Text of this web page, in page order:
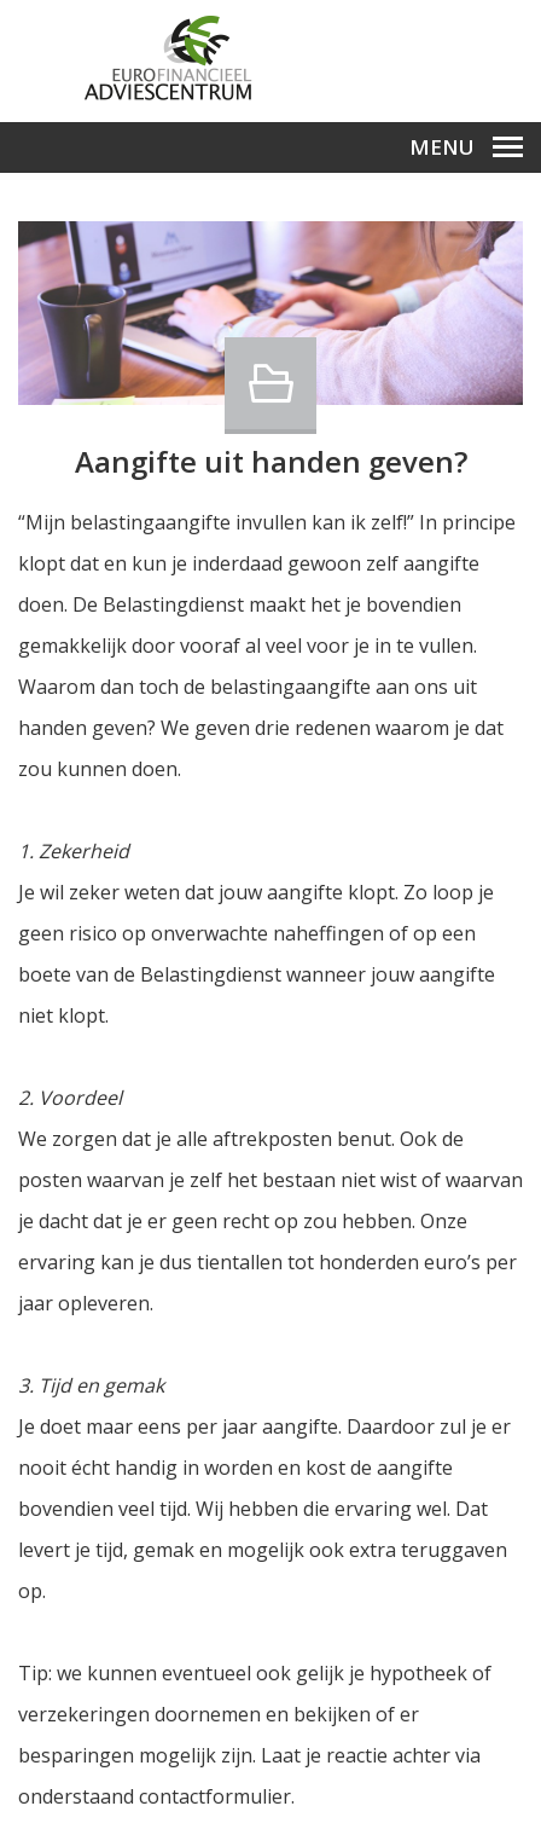
MENU
Aangifte uit handen geven?
“Mijn belastingaangifte invullen kan ik zelf!” In principe
klopt dat en kun je inderdaad gewoon zelf aangifte
doen. De Belastingdienst maakt het je bovendien
gemakkelijk door vooraf al veel voor je in te vullen.
Waarom dan toch de belastingaangifte aan ons uit
handen geven? We geven drie redenen waarom je dat
zou kunnen doen.
1. Zekerheid
Je wil zeker weten dat jouw aangifte klopt. Zo loop je
geen risico op onverwachte naheffingen of op een
boete van de Belastingdienst wanneer jouw aangifte
niet klopt.
2. Voordeel
We zorgen dat je alle aftrekposten benut. Ook de
posten waarvan je zelf het bestaan niet wist of waarvan
je dacht dat je er geen recht op zou hebben. Onze
ervaring kan je dus tientallen tot honderden euro’s per
jaar opleveren.
3. Tijd en gemak
Je doet maar eens per jaar aangifte. Daardoor zul je er
nooit écht handig in worden en kost de aangifte
bovendien veel tijd. Wij hebben die ervaring wel. Dat
levert je tijd, gemak en mogelijk ook extra teruggaven
op.
Tip: we kunnen eventueel ook gelijk je hypotheek of
verzekeringen doornemen en bekijken of er
besparingen mogelijk zijn. Laat je reactie achter via
onderstaand contactformulier.